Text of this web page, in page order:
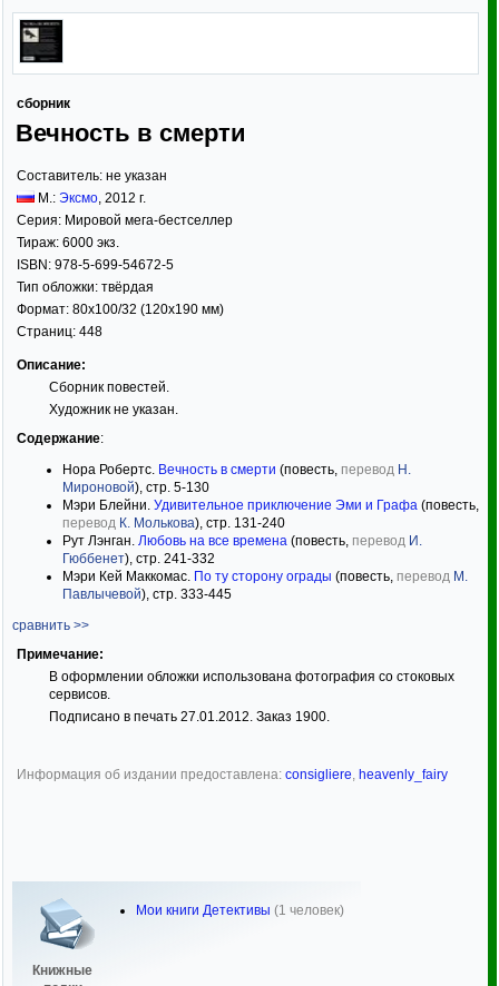
сборник
Вечность в смерти
Составитель: не указан
М.: Эксмо, 2012 г.
Серия: Мировой мега-бестселлер
Тираж: 6000 экз.
ISBN: 978-5-699-54672-5
Тип обложки: твёрдая
Формат: 80x100/32 (120x190 мм)
Страниц: 448
Описание:
Сборник повестей.
Художник не указан.
Содержание:
Нора Робертс. Вечность в смерти (повесть, перевод Н.
Мироновой), стр. 5-130
Мэри Блейни. Удивительное приключение Эми и Графа (повесть,
перевод К. Молькова), стр. 131-240
Рут Лэнган. Любовь на все времена (повесть, перевод И.
Гюббенет), стр. 241-332
Мэри Кей Маккомас. По ту сторону ограды (повесть, перевод М.
Павлычевой), стр. 333-445
сравнить >>
Примечание:
В оформлении обложки использована фотография со стоковых
сервисов.
Подписано в печать 27.01.2012. Заказ 1900.
Информация об издании предоставлена: consigliere, heavenly_fairy
Книжные
Мои книги Детективы (1 человек)